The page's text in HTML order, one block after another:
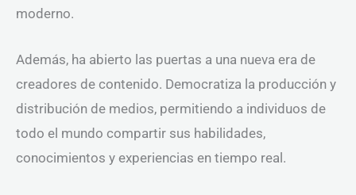
moderno.
Además, ha abierto las puertas a una nueva era de
creadores de contenido. Democratiza la producción y
distribución de medios, permitiendo a individuos de
todo el mundo compartir sus habilidades,
conocimientos y experiencias en tiempo real.